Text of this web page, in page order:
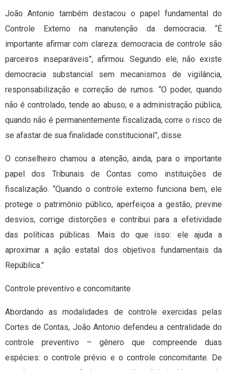
João Antonio também destacou o papel fundamental do
Controle Externo na manutenção da democracia. “É
importante afirmar com clareza: democracia de controle são
parceiros inseparáveis”, afirmou. Segundo ele, não existe
democracia substancial sem mecanismos de vigilância,
responsabilização e correção de rumos. “O poder, quando
não é controlado, tende ao abuso; e a administração pública,
quando não é permanentemente fiscalizada, corre o risco de
se afastar de sua finalidade constitucional”, disse.
O conselheiro chamou a atenção, ainda, para o importante
papel dos Tribunais de Contas como instituições de
fiscalização. “Quando o controle externo funciona bem, ele
protege o patrimônio público, aperfeiçoa a gestão, previne
desvios, corrige distorções e contribui para a efetividade
das políticas públicas. Mais do que isso: ele ajuda a
aproximar a ação estatal dos objetivos fundamentais da
República.”
Controle preventivo e concomitante
Abordando as modalidades de controle exercidas pelas
Cortes de Contas, João Antonio defendeu a centralidade do
controle preventivo – gênero que compreende duas
espécies: o controle prévio e o controle concomitante. De